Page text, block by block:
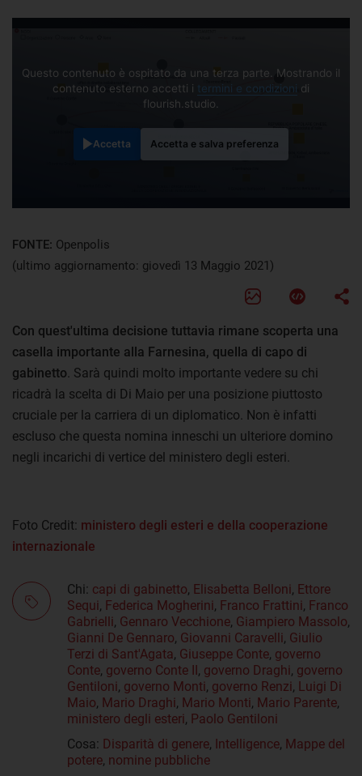
Questo contenuto è ospitato da una terza parte. Mostrando il
contenuto esterno accetti i termini e condizioni di
flourish.studio.
Accetta Accetta e salva preferenza
FONTE: Openpolis
(ultimo aggiornamento: giovedì 13 Maggio 2021)
Con quest'ultima decisione tuttavia rimane scoperta una
casella importante alla Farnesina, quella di capo di
gabinetto. Sarà quindi molto importante vedere su chi
ricadrà la scelta di Di Maio per una posizione piuttosto
cruciale per la carriera di un diplomatico. Non è infatti
escluso che questa nomina inneschi un ulteriore domino
negli incarichi di vertice del ministero degli esteri.
Foto Credit: ministero degli esteri e della cooperazione
internazionale
Chi: capi di gabinetto, Elisabetta Belloni, Ettore
Sequi, Federica Mogherini, Franco Frattini, Franco
Gabrielli, Gennaro Vecchione, Giampiero Massolo,
Gianni De Gennaro, Giovanni Caravelli, Giulio
Terzi di Sant'Agata, Giuseppe Conte, governo
Conte, governo Conte II, governo Draghi, governo
Gentiloni, governo Monti, governo Renzi, Luigi Di
Maio, Mario Draghi, Mario Monti, Mario Parente,
ministero degli esteri, Paolo Gentiloni
Cosa: Disparità di genere, Intelligence, Mappe del
potere, nomine pubbliche